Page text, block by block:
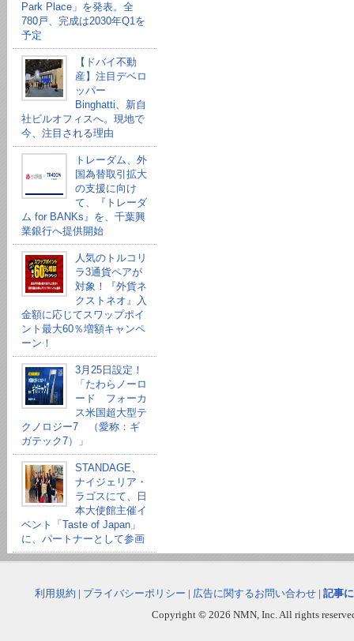
Park Place」を発表。全
780戸、完成は2030年Q1を
予定
【ドバイ不動
産】注目デベロ
ッパー
Binghatti、新自
社ビルオフィスへ。現地で
今、注目される理由
トレーダム、外
国為替取引拡大
の支援に向け
て、『トレーダ
ム for BANKs』を、千葉興
業銀行へ提供開始
人気のトルコリ
ラ3通貨ペアが
対象！『外貨ネ
クストネオ』入
金額に応じてスワップポイ
ント最大60％増額キャンペ
ーン！
3月25日設定！
「たわらノーロ
ード フォーカ
ス米国超大型テ
クノロジー7 （愛称：ギ
ガテック7）」
STANDAGE、
ナイジェリア・
ラゴスにて、日
本大使館主催イ
ベント「Taste of Japan」
に、パートナーとして参画
利用規約 | プライバシーポリシー | 広告に関するお問い合わせ | 記事
Copyright © 2026 NMN, Inc. All rights